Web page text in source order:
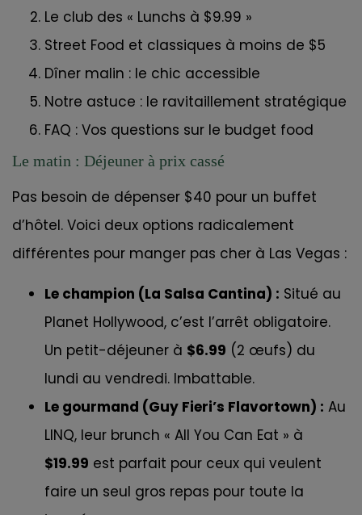
Le club des « Lunchs à $9.99 »
Street Food et classiques à moins de $5
Dîner malin : le chic accessible
Notre astuce : le ravitaillement stratégique
FAQ : Vos questions sur le budget food
Le matin : Déjeuner à prix cassé
Pas besoin de dépenser $40 pour un buffet
d’hôtel. Voici deux options radicalement
différentes pour manger pas cher à Las Vegas :
Le champion (La Salsa Cantina) : Situé au
Planet Hollywood, c’est l’arrêt obligatoire.
Un petit-déjeuner à $6.99 (2 œufs) du
lundi au vendredi. Imbattable.
Le gourmand (Guy Fieri’s Flavortown) : Au
LINQ, leur brunch « All You Can Eat » à
$19.99 est parfait pour ceux qui veulent
faire un seul gros repas pour toute la